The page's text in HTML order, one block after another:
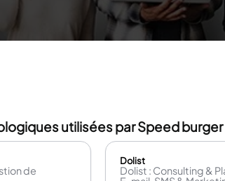
utilisées par Speed burger
de
Dolist
Dolist : Consulting &